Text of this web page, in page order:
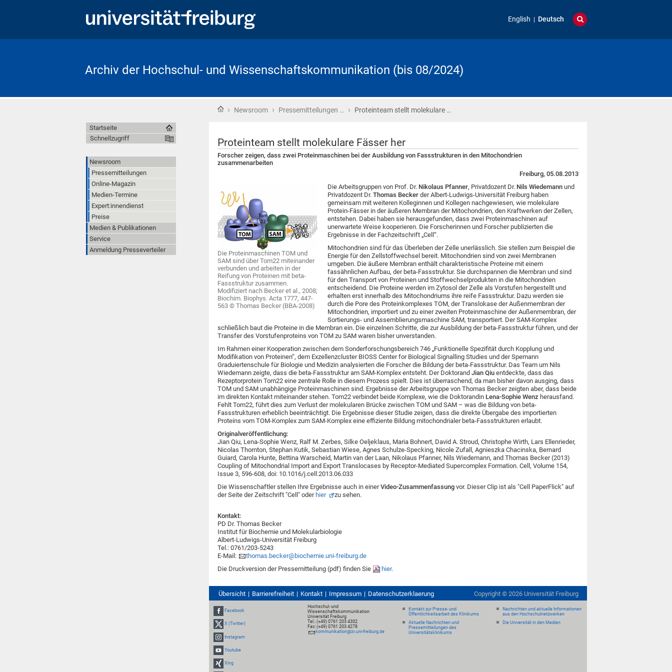
English Deutsch
Archiv der Hochschul- und Wissenschaftskommunikation (bis 08/2024)
Startseite
› Newsroom › Pressemitteilungen … › Proteinteam stellt molekulare …
Proteinteam stellt molekulare Fässer her
Forscher zeigen, dass zwei Proteinmaschinen bei der Ausbildung von Fassstrukturen in den Mitochondrien
zusammenarbeiten
Freiburg, 05.08.2013
Die Proteinmaschinen TOM und
SAM sind über Tom22 miteinander
verbunden und arbeiten in der
Reifung von Proteinen mit beta-
Fassstruktur zusammen.
Modifiziert nach Becker et al., 2008;
Biochim. Biophys. Acta 1777, 447-
563 © Thomas Becker (BBA-2008)
Die Arbeitsgruppen von Prof. Dr. Nikolaus Pfanner, Privatdozent Dr. Nils Wiedemann und
Privatdozent Dr. Thomas Becker der Albert-Ludwigs-Universität Freiburg haben
gemeinsam mit weiteren Kolleginnen und Kollegen nachgewiesen, wie molekulare
Protein-Fässer in der äußeren Membran der Mitochondrien, den Kraftwerken der Zellen,
entstehen. Dabei haben sie herausgefunden, dass zwei Proteinmaschinen auf
unerwartete Weise kooperieren. Die Forscherinnen und Forscher publizierten die
Ergebnisse in der Fachzeitschrift „Cell“.
Mitochondrien sind für das Überleben der Zelle unerlässlich. Sie stellen zum Beispiel die
Energie für den Zellstoffwechsel bereit. Mitochondrien sind von zwei Membranen
umgeben. Die äußere Membran enthält charakteristische Proteine mit einem
fassähnlichen Aufbau, der beta-Fassstruktur. Sie durchspannen die Membran und sind
für den Transport von Proteinen und Stoffwechselprodukten in die Mitochondrien
entscheidend. Die Proteine werden im Zytosol der Zelle als Vorstufen hergestellt und
erhalten erst innerhalb des Mitochondriums ihre reife Fassstruktur. Dazu werden sie
durch die Pore des Proteinkomplexes TOM, der Translokase der Außenmembran der
Mitochondrien, importiert und zu einer zweiten Proteinmaschine der Außenmembran, der
Sortierungs- und Assemblierungsmaschine SAM, transportiert. Der SAM-Komplex
schließlich baut die Proteine in die Membran ein. Die einzelnen Schritte, die zur Ausbildung der beta-Fassstruktur führen, und der
Transfer des Vorstufenproteins von TOM zu SAM waren bisher unverstanden.
Im Rahmen einer Kooperation zwischen dem Sonderforschungsbereich 746 „Funktionelle Spezifität durch Kopplung und
Modifikation von Proteinen“, dem Exzellenzcluster BIOSS Center for Biological Signalling Studies und der Spemann
Graduiertenschule für Biologie und Medizin analysierten die Forscher die Bildung der beta-Fassstruktur. Das Team um Nils
Wiedemann zeigte, dass die beta-Fassstruktur am SAM-Komplex entsteht. Der Doktorand Jian Qiu entdeckte, dass das
Rezeptorprotein Tom22 eine zentrale Rolle in diesem Prozess spielt. Dies ist überraschend, da man bisher davon ausging, dass
TOM und SAM unabhängige Proteinmaschinen sind. Ergebnisse der Arbeitsgruppe von Thomas Becker zeigten aber, dass beide
im direkten Kontakt miteinander stehen. Tom22 verbindet beide Komplexe, wie die Doktorandin Lena-Sophie Wenz herausfand.
Fehlt Tom22, führt dies zum Verlust der molekularen Brücke zwischen TOM und SAM – was die Bildung von beta-
Fassstrukturen erheblich beeinträchtigt. Die Ergebnisse dieser Studie zeigen, dass die direkte Übergabe des importierten
Proteins vom TOM-Komplex zum SAM-Komplex eine effiziente Bildung mitochondrialer beta-Fassstrukturen erlaubt.
Originalveröffentlichung:
Jian Qiu, Lena-Sophie Wenz, Ralf M. Zerbes, Silke Oeljeklaus, Maria Bohnert, David A. Stroud, Christophe Wirth, Lars Ellenrieder,
Nicolas Thornton, Stephan Kutik, Sebastian Wiese, Agnes Schulze-Specking, Nicole Zufall, Agnieszka Chacinska, Bernard
Guiard, Carola Hunte, Bettina Warscheid, Martin van der Laan, Nikolaus Pfanner, Nils Wiedemann, and Thomas Becker (2013)
Coupling of Mitochondrial Import and Export Translocases by Receptor-Mediated Supercomplex Formation. Cell, Volume 154,
Issue 3, 596-608, doi: 10.1016/j.cell.2013.06.033
Die Wissenschaftler stellen Ihre Ergebnisse auch in einerVideo-Zusammenfassung vor. Dieser Clip ist als "Cell PaperFlick" auf
der Seite der Zeitschrift "Cell" oderhier zu sehen.
Kontakt:
PD Dr. Thomas Becker
Institut für Biochemie und Molekularbiologie
Albert-Ludwigs-Universität Freiburg
Tel.: 0761/203-5243
E-Mail:
thomas.becker@biochemie.uni-freiburg.de
Die Druckversion der Pressemitteilung (pdf) finden Sie
hier.
Startseite
Schnellzugriff
Newsroom
Pressemitteilungen
Online-Magazin
Medien-Termine
Expert:innendienst
Preise
Medien & Publikationen
Service
Anmeldung Presseverteiler
Übersicht Barrierefreiheit Kontakt Impressum Datenschutzerklaerung Copyright © 2026 Universität Freiburg
Facebook
X (Twitter)
Instagram
Youtube
Xing
Hochschul- und
Wissenschaftskommunikation
Universität Freiburg
Tel.: (+49) 0761 203 4302
Fax: (+49) 0761 203 4278
kommunikation@zv.uni-freiburg.de
Kontakt zur Presse- und
Öffentlichkeitsarbeit des Klinikums
Aktuelle Nachrichten und
Pressemitteilungen des
Universitätsklinikums
Nachrichten und aktuelle Informationen
aus den Hochschulnetzwerken
Die Universität in den Medien